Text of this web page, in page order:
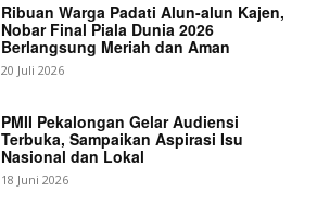
Ribuan Warga Padati Alun-alun Kajen,
Nobar Final Piala Dunia 2026
Berlangsung Meriah dan Aman
20 Juli 2026
PMII Pekalongan Gelar Audiensi
Terbuka, Sampaikan Aspirasi Isu
Nasional dan Lokal
18 Juni 2026